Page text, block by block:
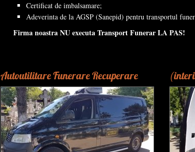
Certificat de imbalsamare;
Adeverinta de la AGSP (Sanepid) pentru transportul
Firma noastra NU executa Transport Funerar LA PAS!
Autoutilitare Funerare Recuperare